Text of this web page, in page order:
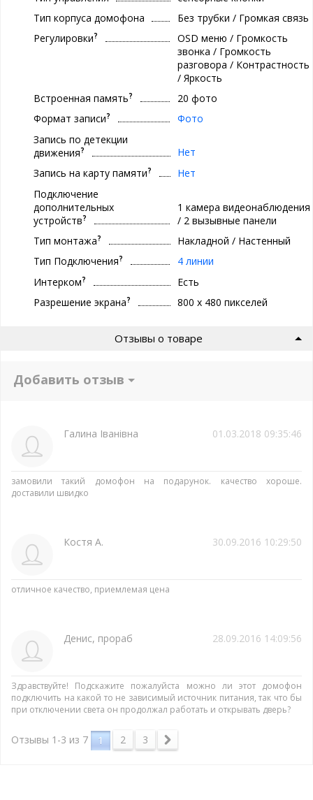
Тип корпуса домофона
Без трубки / Громкая связь
Регулировки?
OSD меню / Громкость
звонка / Громкость
разговора / Контрастность
/ Яркость
Встроенная память?
20 фото
Формат записи?
Фото
Запись по детекции
движения?
Нет
Запись на карту памяти?
Нет
Подключение
дополнительных
устройств?
1 камера видеонаблюдения
/ 2 вызывные панели
Тип монтажа?
Накладной / Настенный
Тип Подключения?
4 линии
Интерком?
Есть
Разрешение экрана? 800 x 480 пикселей
Отзывы о товаре
Добавить отзыв
01.03.2018 09:35:46
Галина Іванівна
замовили такий домофон на подарунок. качество хороше.
доставили швидко
30.09.2016 10:29:50
Костя А.
отличное качество, приемлемая цена
28.09.2016 14:09:56
Денис, прораб
Здравствуйте! Подскажите пожалуйста можно ли этот домофон
подключить на какой то не зависимый источник питания, так что бы
при отключении света он продолжал работать и открывать дверь?
Отзывы 1-3 из 7 1 2 3